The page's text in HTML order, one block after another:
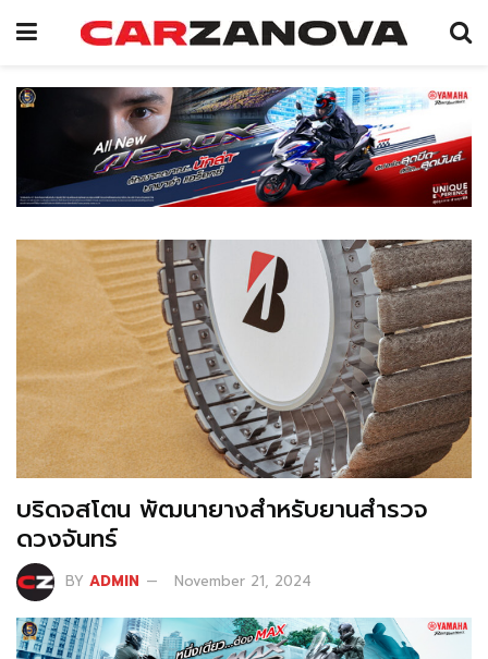
บริดจสโตน พัฒนายางสำหรับยานสำรวจ
ดวงจันทร์
BY ADMIN November 21, 2024